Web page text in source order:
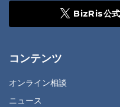
BizRis公式
コンテンツ
オンライン相談
ニュース